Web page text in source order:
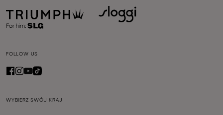
FOLLOW US
WYBIERZ SWÓJ KRAJ